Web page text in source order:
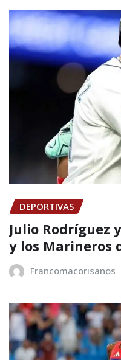
DEPORTIVAS
Julio Rodríguez
y los Marineros
Francomacorisanos